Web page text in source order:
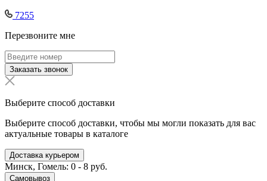
7255
Перезвоните мне
Заказать звонок
Выберите способ доставки
Выберите способ доставки, чтобы мы могли показать для вас
актуальные товары в каталоге
Доставка курьером
Минск, Гомель: 0 - 8 руб.
Самовывоз